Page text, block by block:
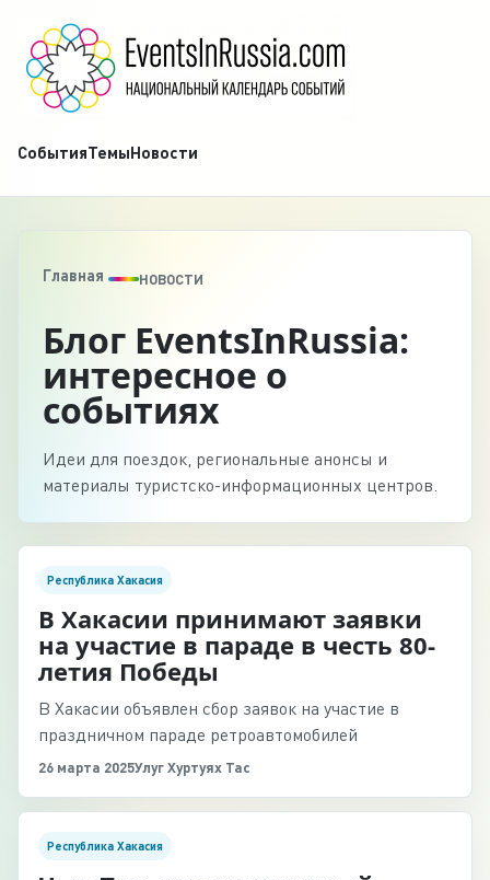
СобытияТемыНовости
Главная НОВОСТИ
Блог EventsInRussia:
интересное о
событиях
Идеи для поездок, региональные анонсы и
материалы туристско-информационных центров.
Республика Хакасия
В Хакасии принимают заявки
на участие в параде в честь 80-
летия Победы
В Хакасии объявлен сбор заявок на участие в
праздничном параде ретроавтомобилей
26 марта 2025Улуг Хуртуях Тас
Республика Хакасия